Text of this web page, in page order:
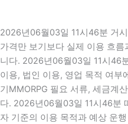
2026년06월03일 11시46분 거
가격만 보기보다 실제 이용 흐
니다. 2026년06월03일 11시46
이용, 법인 이용, 영업 목적 여부
기MMORPG 필요 서류, 세금계
다. 2026년06월03일 11시46분
자 기준의 이용 목적과 예상 운